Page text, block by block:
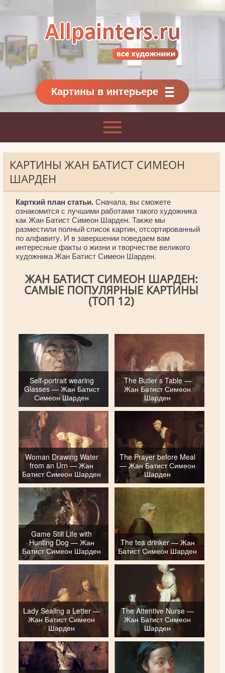
Картины классиков
и современников
Картины в интерьере
КАРТИНЫ ЖАН БАТИСТ СИМЕОН
ШАРДЕН
Карткий план статьи.Сначала, вы сможете
ознакомится с лучшими работами такого художника
как Жан Батист Симеон Шарден. Также мы
разместили полный список картин, отсортированный
по алфавиту. И в завершении поведаем вам
интересные факты о жизни и творчестве великого
художника Жан Батист Симеон Шарден.
ЖАН БАТИСТ СИМЕОН ШАРДЕН:
САМЫЕ ПОПУЛЯРНЫЕ КАРТИНЫ
(ТОП 12)
Self-portrait wearing
Glasses — Жан Батист
Симеон Шарден
The Butler s Table —
Жан Батист Симеон
Шарден
Woman Drawing Water
from an Urn — Жан
Батист Симеон Шарден
The Prayer before Meal
— Жан Батист Симеон
Шарден
Game Still Life with
Hunting Dog — Жан
Батист Симеон Шарден
The tea drinker — Жан
Батист Симеон Шарден
Lady Sealing a Letter —
Жан Батист Симеон
Шарден
The Attentive Nurse —
Жан Батист Симеон
Шарден